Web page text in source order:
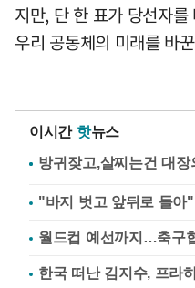
지만, 단 한 표가 당선자
우리 공동체의 미래를 바
이시간 핫뉴스
"바지 벗고 앞뒤로 돌
월드컵 예선까지…축구
한국 떠난 김지수, 프라